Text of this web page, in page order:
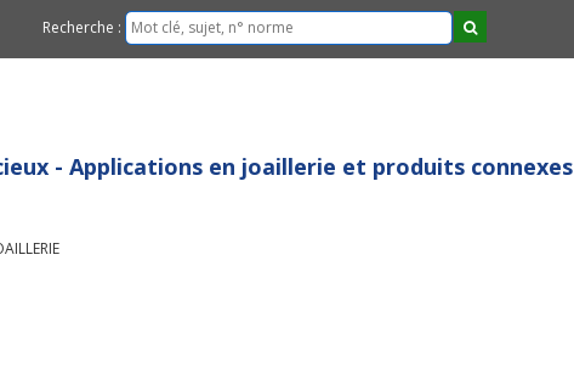
Recherche :
- Applications en joaillerie et produits connexes